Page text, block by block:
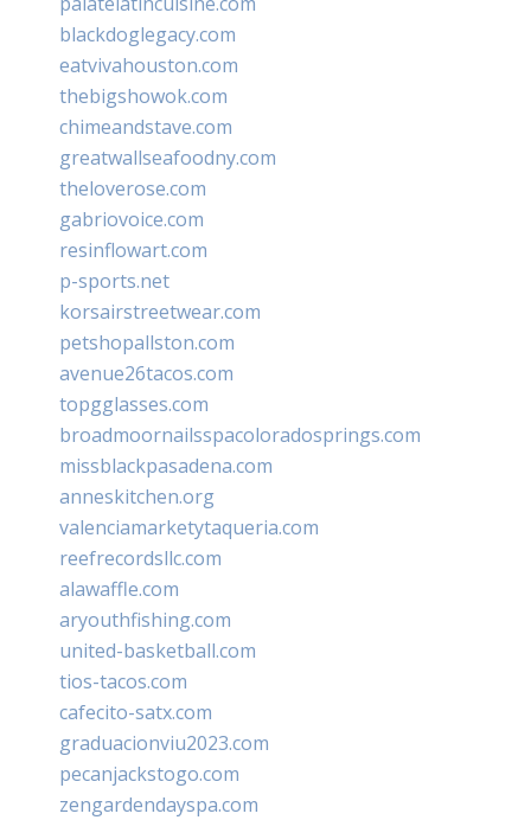
blackdoglegacy.com
eatvivahouston.com
thebigshowok.com
chimeandstave.com
greatwallseafoodny.com
theloverose.com
gabriovoice.com
resinflowart.com
p-sports.net
korsairstreetwear.com
petshopallston.com
avenue26tacos.com
topgglasses.com
broadmoornailsspacoloradosprings.com
missblackpasadena.com
anneskitchen.org
valenciamarketytaqueria.com
reefrecordsllc.com
alawaffle.com
aryouthfishing.com
united-basketball.com
tios-tacos.com
cafecito-satx.com
graduacionviu2023.com
pecanjackstogo.com
zengardendayspa.com